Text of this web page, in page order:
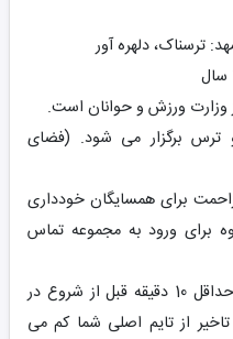
ترسناک، دلهره آور
وزارت ورزش و حوانان است.
ترس برگزار می شود. (فضای
برای همسایگان خودداری
برای ورود به مجموعه تماس
برنامه راس ساعت برگزار شده و حداقل 10 دقیقه قبل از شروع در
از تایم اصلی شما کم می